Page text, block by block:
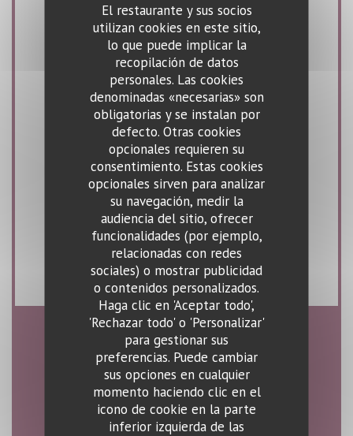
El restaurante y sus socios
utilizan cookies en este sitio,
lo que puede implicar la
recopilación de datos
personales. Las cookies
denominadas «necesarias» son
obligatorias y se instalan por
defecto. Otras cookies
opcionales requieren su
consentimiento. Estas cookies
opcionales sirven para analizar
su navegación, medir la
audiencia del sitio, ofrecer
funcionalidades (por ejemplo,
relacionadas con redes
sociales) o mostrar publicidad
o contenidos personalizados.
Haga clic en 'Aceptar todo',
'Rechazar todo' o 'Personalizar'
para gestionar sus
preferencias. Puede cambiar
sus opciones en cualquier
momento haciendo clic en el
icono de cookie en la parte
inferior izquierda de las
Tipo de negocio
Pub - Cervecería, Restaurante Tradicional
Servicios
Terraza, Aire Acondicionado
Métodos de pago
Amex, Ticket Restaurant, Contactless Payment,
Eurocard/Mastercard, Tickets restaurante,
Efectivo, Visa, American Express, Tarjeta de
Crédito
Horario de apertura